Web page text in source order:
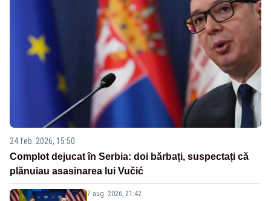
24 feb. 2026, 15:50
Complot dejucat în Serbia: doi bărbați, suspectați că
plănuiau asasinarea lui Vučić
7 aug. 2026, 21:42